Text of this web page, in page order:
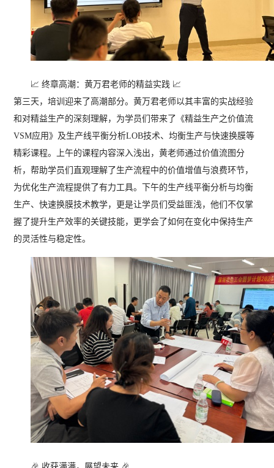
📈 终章高潮：黄万君老师的精益实践 📈
第三天，培训迎来了高潮部分。黄万君老师以其丰富的实战经验
和对精益生产的深刻理解，为学员们带来了《精益生产之价值流
VSM应用》及生产线平衡分析LOB技术、均衡生产与快速换膜等
精彩课程。上午的课程内容深入浅出，黄老师通过价值流图分
析，帮助学员们直观理解了生产流程中的价值增值与浪费环节，
为优化生产流程提供了有力工具。下午的生产线平衡分析与均衡
生产、快速换膜技术教学，更是让学员们受益匪浅，他们不仅掌
握了提升生产效率的关键技能，更学会了如何在变化中保持生产
的灵活性与稳定性。